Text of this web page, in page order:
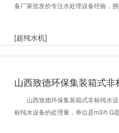
备厂家批发价专注水处理设备经验，
[超纯水机]
山西致德环保集装箱式非
山西致德环保集装箱式非标纯水
标纯水设备的处理量，单位是m3/h Q